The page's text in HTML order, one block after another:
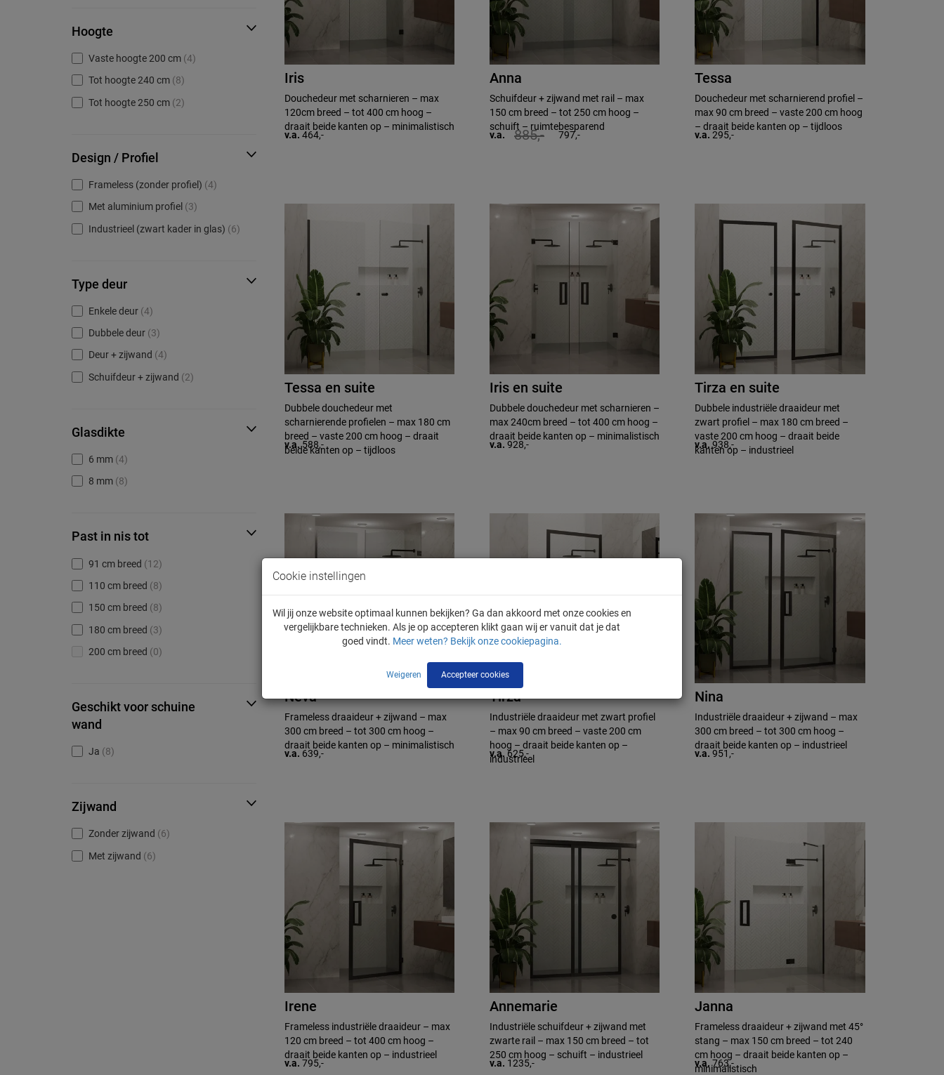
Iris
Douchedeur met scharnieren – max
120cm breed – tot 400 cm hoog –
draait beide kanten op – minimalistisch
v.a. 464,-
Anna
Schuifdeur + zijwand met rail – max
150 cm breed – tot 250 cm hoog –
schuift – ruimtebesparend
v.a. 885,- 797,-
Tessa
Douchedeur met scharnierend profiel –
max 90 cm breed – vaste 200 cm hoog
– draait beide kanten op – tijdloos
v.a. 295,-
Tessa en suite
Dubbele douchedeur met
scharnierende profielen – max 180 cm
breed – vaste 200 cm hoog – draait
beide kanten op – tijdloos
v.a. 588,-
Iris en suite
Dubbele douchedeur met scharnieren –
max 240cm breed – tot 400 cm hoog –
draait beide kanten op – minimalistisch
v.a. 928,-
Tirza en suite
Dubbele industriële draaideur met
zwart profiel – max 180 cm breed –
vaste 200 cm hoog – draait beide
kanten op – industrieel
v.a. 938,-
Neva
Frameless draaideur + zijwand – max
300 cm breed – tot 300 cm hoog –
draait beide kanten op – minimalistisch
v.a. 639,-
Tirza
Industriële draaideur met zwart profiel
– max 90 cm breed – vaste 200 cm
hoog – draait beide kanten op –
industrieel
v.a. 625,-
Nina
Industriële draaideur + zijwand – max
300 cm breed – tot 300 cm hoog –
draait beide kanten op – industrieel
v.a. 951,-
Irene
Frameless industriële draaideur – max
120 cm breed – tot 400 cm hoog –
draait beide kanten op – industrieel
v.a. 795,-
Annemarie
Industriële schuifdeur + zijwand met
zwarte rail – max 150 cm breed – tot
250 cm hoog – schuift – industrieel
v.a. 1235,-
Janna
Frameless draaideur + zijwand met 45°
stang – max 150 cm breed – tot 240
cm hoog – draait beide kanten op –
minimalistisch
v.a. 763,-
Hoogte
Vaste hoogte 200 cm (4)
Tot hoogte 240 cm (8)
Tot hoogte 250 cm (2)
Design / Profiel
Frameless (zonder profiel) (4)
Met aluminium profiel (3)
Industrieel (zwart kader in glas) (6)
Type deur
Enkele deur (4)
Dubbele deur (3)
Deur + zijwand (4)
Schuifdeur + zijwand (2)
Glasdikte
6 mm (4)
8 mm (8)
Past in nis tot
91 cm breed (12)
110 cm breed (8)
150 cm breed (8)
180 cm breed (3)
200 cm breed (0)
Geschikt voor schuine
wand
Ja (8)
Zijwand
Zonder zijwand (6)
Met zijwand (6)
Cookie instellingen
Wil jij onze website optimaal kunnen bekijken? Ga dan akkoord met onze cookies en
vergelijkbare technieken. Als je op accepteren klikt gaan wij er vanuit dat je dat
goed vindt. Meer weten? Bekijk onze cookiepagina.
Weigeren Accepteer cookies